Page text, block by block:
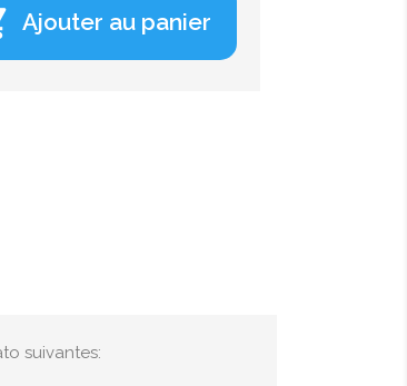
Ajouter au panier
suivantes: